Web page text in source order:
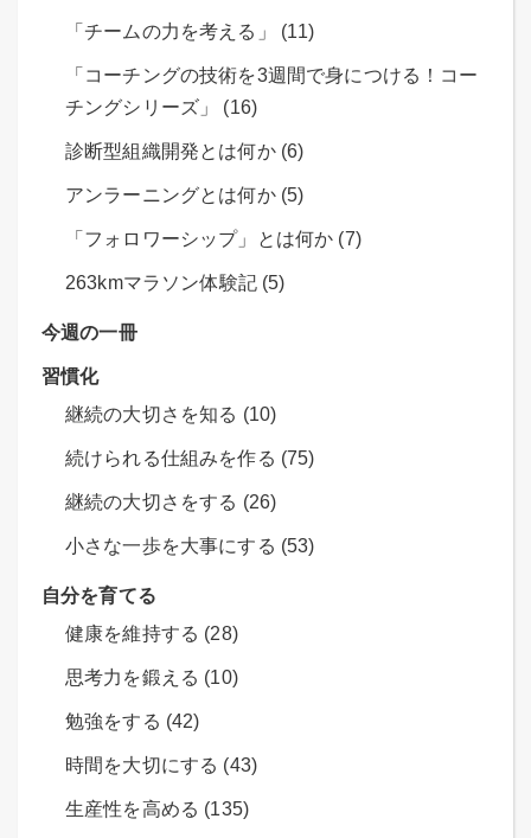
「チームの力を考える」 (11)
「コーチングの技術を3週間で身につける！コー
チングシリーズ」 (16)
診断型組織開発とは何か (6)
アンラーニングとは何か (5)
「フォロワーシップ」とは何か (7)
263kmマラソン体験記 (5)
今週の一冊
習慣化
継続の大切さを知る (10)
続けられる仕組みを作る (75)
継続の大切さをする (26)
小さな一歩を大事にする (53)
自分を育てる
健康を維持する (28)
思考力を鍛える (10)
勉強をする (42)
時間を大切にする (43)
生産性を高める (135)